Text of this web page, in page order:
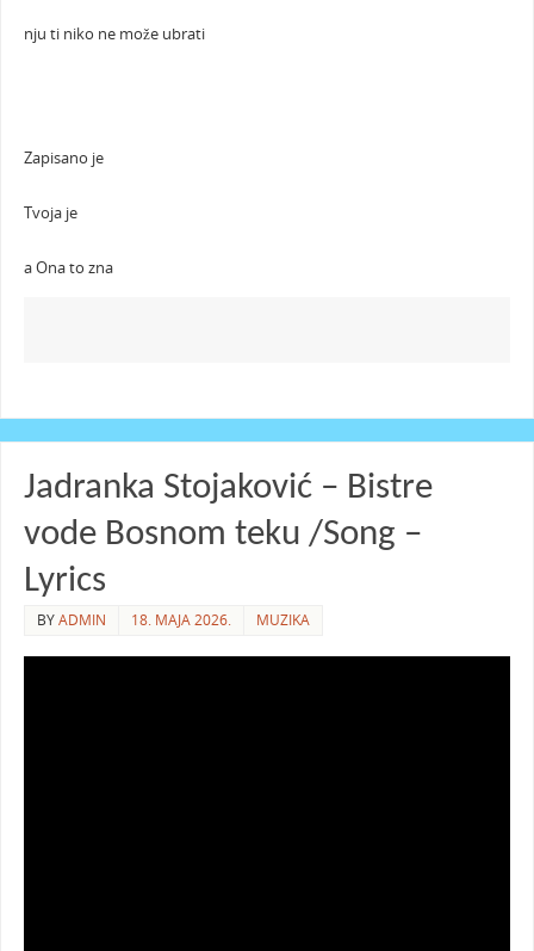
nju ti niko ne može ubrati
Zapisano je
Tvoja je
a Ona to zna
Jadranka Stojaković – Bistre
vode Bosnom teku /Song –
Lyrics
BYADMIN 18. MAJA 2026. MUZIKA